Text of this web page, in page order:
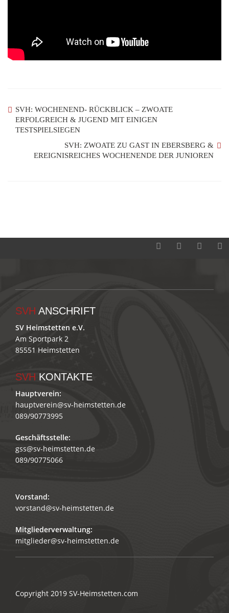
SVH: WOCHENEND- RÜCKBLICK – ZWOATE
ERFOLGREICH & JUGEND MIT EINIGEN
TESTSPIELSIEGEN
SVH: ZWOATE ZU GAST IN EBERSBERG &
EREIGNISREICHES WOCHENENDE DER JUNIOREN
SVH ANSCHRIFT
SV Heimstetten e.V.
Am Sportpark 2
85551 Heimstetten
SVH KONTAKTE
Hauptverein:
hauptverein@sv-heimstetten.de
089/90773995
Geschäftsstelle:
gss@sv-heimstetten.de
089/90775066
Vorstand:
vorstand@sv-heimstetten.de
Mitgliederverwaltung:
mitglieder@sv-heimstetten.de
Copyright 2019 SV-Heimstetten.com